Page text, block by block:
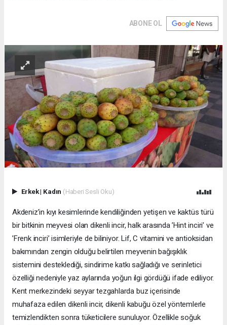
ABONE OL
Erkek| Kadın (Haberi Sesli Oku)
Akdeniz’in kıyı kesimlerinde kendiliğinden yetişen ve kaktüs türü
bir bitkinin meyvesi olan dikenli incir, halk arasında ’Hint inciri’ ve
’Frenk inciri’ isimleriyle de biliniyor. Lif, C vitamini ve antioksidan
bakımından zengin olduğu belirtilen meyvenin bağışıklık
sistemini desteklediği, sindirime katkı sağladığı ve serinletici
özelliği nedeniyle yaz aylarında yoğun ilgi gördüğü ifade ediliyor.
Kent merkezindeki seyyar tezgahlarda buz içerisinde
muhafaza edilen dikenli incir, dikenli kabuğu özel yöntemlerle
temizlendikten sonra tüketicilere sunuluyor. Özellikle soğuk